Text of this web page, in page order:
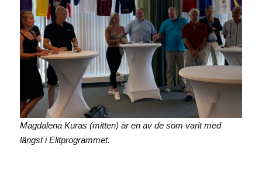
Magdalena Kuras (mitten) är en av de som varit med
längst i Elitprogrammet.